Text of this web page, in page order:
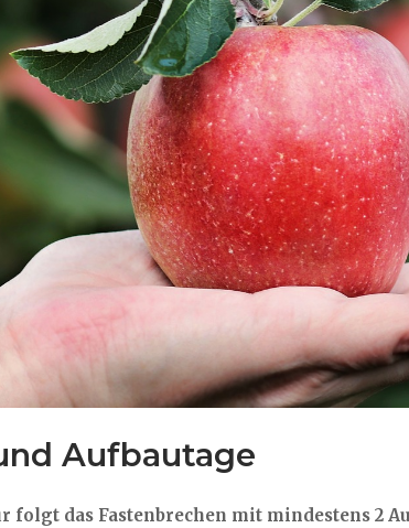
Aufbautage
folgt das Fastenbrechen mit mindestens 2